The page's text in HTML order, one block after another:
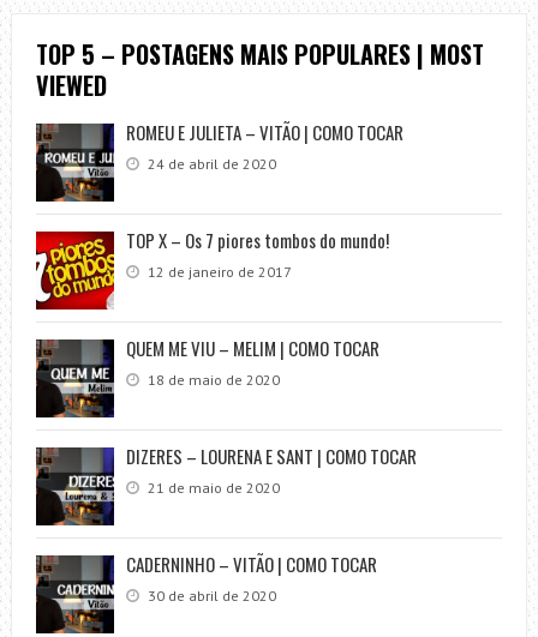
TOP 5 – POSTAGENS MAIS POPULARES | MOST
VIEWED
ROMEU E JULIETA – VITÃO | COMO TOCAR
24 de abril de 2020
TOP X – Os 7 piores tombos do mundo!
12 de janeiro de 2017
QUEM ME VIU – MELIM | COMO TOCAR
18 de maio de 2020
DIZERES – LOURENA E SANT | COMO TOCAR
21 de maio de 2020
CADERNINHO – VITÃO | COMO TOCAR
30 de abril de 2020